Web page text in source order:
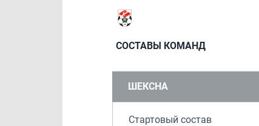
СОСТАВЫ КОМАНД
ШЕКСНА
Стартовый состав